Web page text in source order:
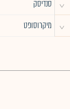
^ סנדיסק
^ מיקרוסופט